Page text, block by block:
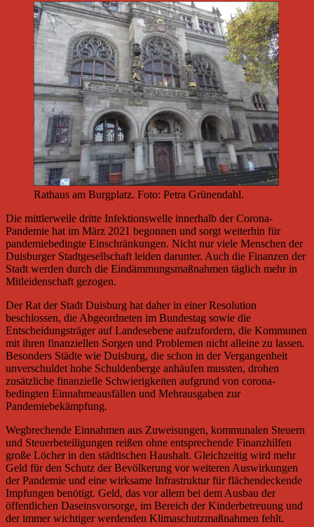
Rathaus am Burgplatz. Foto: Petra Grünendahl.
Die mittlerweile dritte Infektionswelle innerhalb der Corona-
Pandemie hat im März 2021 begonnen und sorgt weiterhin für
pandemiebedingte Einschränkungen. Nicht nur viele Menschen der
Duisburger Stadtgesellschaft leiden darunter. Auch die Finanzen der
Stadt werden durch die Eindämmungsmaßnahmen täglich mehr in
Mitleidenschaft gezogen.
Der Rat der Stadt Duisburg hat daher in einer Resolution
beschlossen, die Abgeordneten im Bundestag sowie die
Entscheidungsträger auf Landesebene aufzufordern, die Kommunen
mit ihren finanziellen Sorgen und Problemen nicht alleine zu lassen.
Besonders Städte wie Duisburg, die schon in der Vergangenheit
unverschuldet hohe Schuldenberge anhäufen mussten, drohen
zusätzliche finanzielle Schwierigkeiten aufgrund von corona-
bedingten Einnahmeausfällen und Mehrausgaben zur
Pandemiebekämpfung.
Wegbrechende Einnahmen aus Zuweisungen, kommunalen Steuern
und Steuerbeteiligungen reißen ohne entsprechende Finanzhilfen
große Löcher in den städtischen Haushalt. Gleichzeitig wird mehr
Geld für den Schutz der Bevölkerung vor weiteren Auswirkungen
der Pandemie und eine wirksame Infrastruktur für flächendeckende
Impfungen benötigt. Geld, das vor allem bei dem Ausbau der
öffentlichen Daseinsvorsorge, im Bereich der Kinderbetreuung und
der immer wichtiger werdenden Klimaschutzmaßnahmen fehlt.